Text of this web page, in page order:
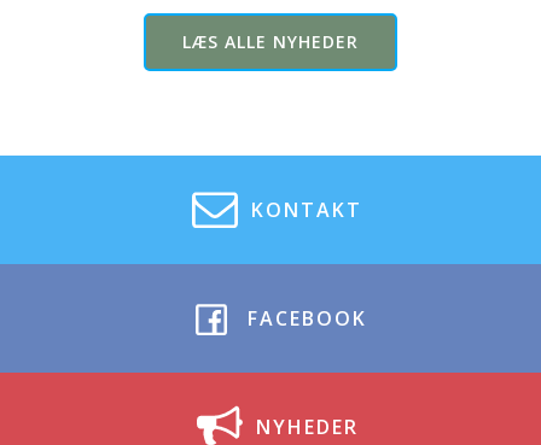
LÆS ALLE NYHEDER
KONTAKT
FACEBOOK
NYHEDER